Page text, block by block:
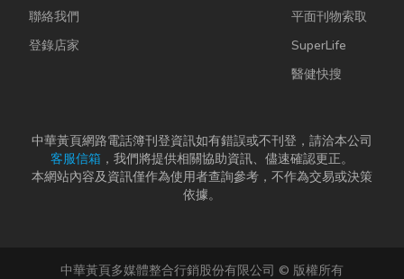
聯絡我們
登錄店家
平面刊物索取
SuperLife
醫健快搜
中華黃頁網路電話簿刊登資訊如有錯誤或不刊登，請洽本公司
客服信箱 ，我們將提供相關協助資訊、儘速確認更正。
本網站內容及資訊僅作為使用者查詢參考，不作為交易或決策
依據。
中華黃頁多媒體整合行銷股份有限公司 © 版權所有